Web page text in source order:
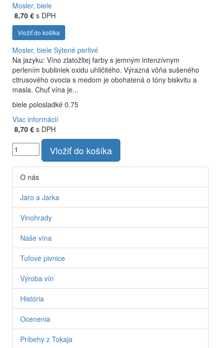
Mosler, biele
8,70 € s DPH
Vložiť do košíka
Mosler, biele Sýtené perlivé
Na jazyku: Víno zlatožltej farby s jemným intenzívnym
perlením bubliniek oxidu uhličitého. Výrazná vôňa sušeného
citrusového ovocia s medom je obohatená o tóny biskvitu a
masla. Chuť vína je...
biele polosladké 0.75
Viac informácií
8,70 € s DPH
Vložiť do košíka
O nás
Jaro a Jarka
Vinohrady
Naše vína
Tufové pivnice
Výroba vín
História
Ocenenia
Príbehy z Tokaja